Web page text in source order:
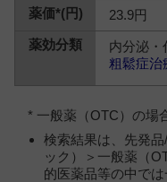
23.9円
内分泌
粗鬆症治
* 一般薬（OTC）の場
検索結果は、先発
ック）＞一般薬（
的医薬品等の中で